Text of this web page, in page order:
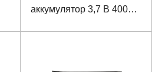
аккумулятор 3,7 В 4000